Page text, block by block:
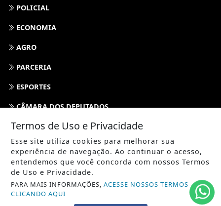
POLICIAL
ECONOMIA
AGRO
PARCERIA
ESPORTES
CÂMARA DOS DEPUTADOS
AGÊNCIA DINO
SOCIEDADE
PREVISÃO DO TEMPO
GERAL
Termos de Uso e Privacidade
Esse site utiliza cookies para melhorar sua
experiência de navegação. Ao continuar o acesso,
entendemos que você concorda com nossos Termos
de Uso e Privacidade.
PARA MAIS INFORMAÇÕES,ACESSE NOSSOS TERMOS
CLICANDO AQUI